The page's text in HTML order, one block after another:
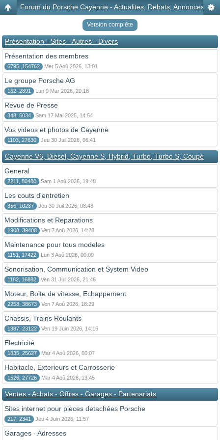
Forum du Porsche Cayenne - Actualites, Debats, Annonces,
Version compléte
Présentation - Sites - Autres - Divers
Présentation des membres
6795, 154762 Mer 5 Aoû 2026, 13:01
Le groupe Porsche AG
162, 2891 Lun 9 Mar 2026, 20:18
Revue de Presse
348, 5034 Sam 17 Mai 2025, 14:54
Vos videos et photos de Cayenne
1103, 27630 Jeu 30 Juil 2026, 06:41
Cayenne V6, Diesel, Cayenne S, Hybrid, Turbo, Turbo S, Coupé
General
2211, 80480 Sam 1 Aoû 2026, 19:48
Les couts d'entretien
356, 10287 Jeu 30 Juil 2026, 08:48
Modifications et Reparations
1908, 39408 Ven 7 Aoû 2026, 14:28
Maintenance pour tous modeles
1151, 17422 Lun 3 Aoû 2026, 00:09
Sonorisation, Communication et System Video
1182, 16882 Ven 31 Juil 2026, 21:46
Moteur, Boite de vitesse, Echappement
2258, 38673 Ven 7 Aoû 2026, 18:29
Chassis, Trains Roulants
1387, 23122 Ven 19 Juin 2026, 14:16
Electricité
1835, 25627 Mar 4 Aoû 2026, 00:07
Habitacle, Exterieurs et Carrosserie
1526, 27726 Mar 4 Aoû 2026, 13:45
Ventes - Achats - Offres - Garages - Partenariats
Sites internet pour pieces detachées Porsche
217, 2341 Jeu 4 Juin 2026, 11:57
Garages - Adresses